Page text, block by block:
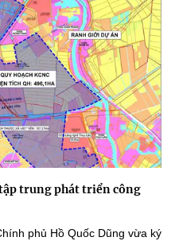
trung phát triển công
phủ Hồ Quốc Dũng vừa ký